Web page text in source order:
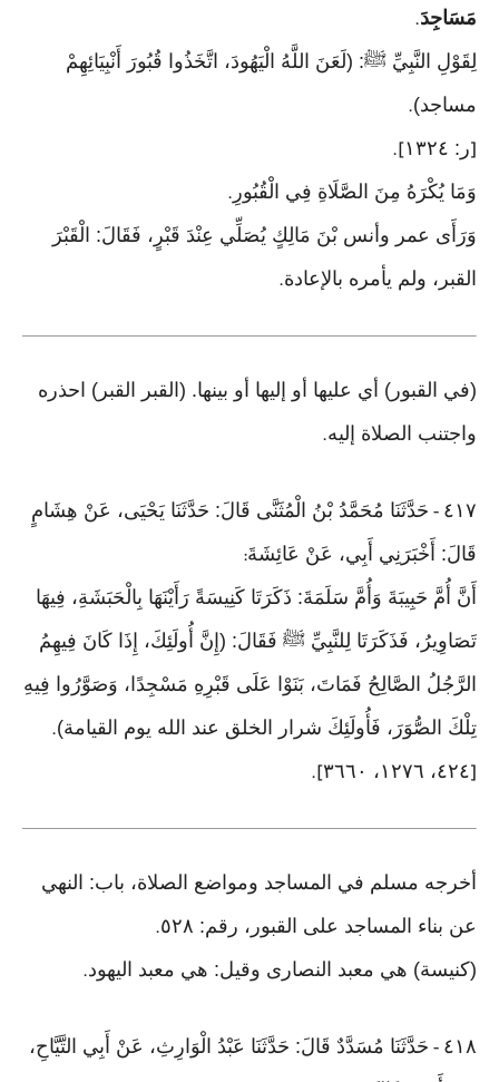
مَسَاجِدَ.
لِقَوْلِ النَّبِيِّ ﷺ: (لَعَنَ اللَّهُ الْيَهُودَ، اتَّخَذُوا قُبُورَ أَنْبِيَائِهِمْ
مساجد).
[ر: ١٣٢٤ ].
وَمَا يُكْرَهُ مِنَ الصَّلَاةِ فِي الْقُبُورِ .
وَرَأَى عمر وأنس بْنَ مَالِكٍ يُصَلِّي عِنْدَ قَبْرٍ، فَقَالَ: الْقَبْرَ
القبر، ولم يأمره بالإعادة.
(في القبور) أي عليها أو إليها أو بينها. (القبر القبر) احذره
واجتنب الصلاة إليه.
٤١٧ - حَدَّثَنَا مُحَمَّدُ بْنُ الْمُثَنَّى قَالَ: حَدَّثَنَا يَحْيَى، عَنْ هِشَامٍ
قَالَ: أَخْبَرَنِي أَبِي، عَنْ عَائِشَةَ:
أَنَّ أُمَّ حَبِيبَةَ وَأُمَّ سَلَمَةَ: ذَكَرَتَا كَنِيسَةً رَأَيْنَهَا بِالْحَبَشَةِ، فِيهَا
تَصَاوِيرُ، فَذَكَرَتَا لِلنَّبِيِّ ﷺ فَقَالَ: (إِنَّ أُولَئِكَ، إِذَا كَانَ فِيهِمُ
الرَّجُلُ الصَّالِحُ فَمَاتَ، بَنَوْا عَلَى قَبْرِهِ مَسْجِدًا، وَصَوَّرُوا فِيهِ
تِلْكَ الصُّوَرَ، فَأُولَئِكَ شرار الخلق عند الله يوم القيامة).
[٤٢٤، ١٢٧٦، ٣٦٦٠ ].
أخرجه مسلم في المساجد ومواضع الصلاة، باب: النهي
عن بناء المساجد على القبور، رقم: ٥٢٨
.
(كنيسة) هي معبد النصارى وقيل: هي معبد اليهود.
٤١٨ - حَدَّثَنَا مُسَدَّدٌ قَالَ: حَدَّثَنَا عَبْدُ الْوَارِثِ، عَنْ أَبِي التَّيَّاحِ،